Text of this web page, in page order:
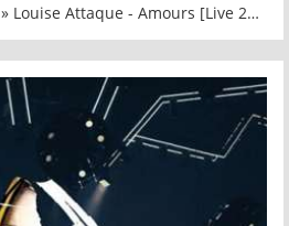
» Louise Attaque - Amours [Live 2023, 24-bit Hi-Res] (2024) FLAC